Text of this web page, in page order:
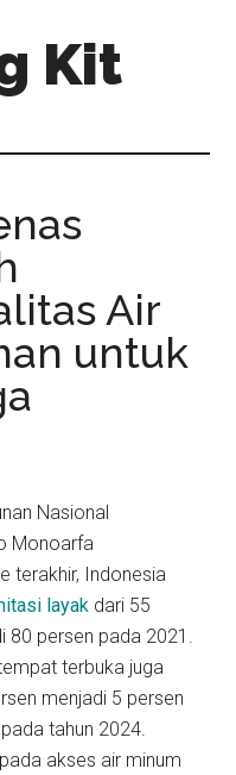
Kit
Air
untuk
Nasional
Monoarfa
terakhir, Indonesia
layak dari 55
80 persen pada 2021.
terbuka juga
menjadi 5 persen
tahun 2024.
akses air minum